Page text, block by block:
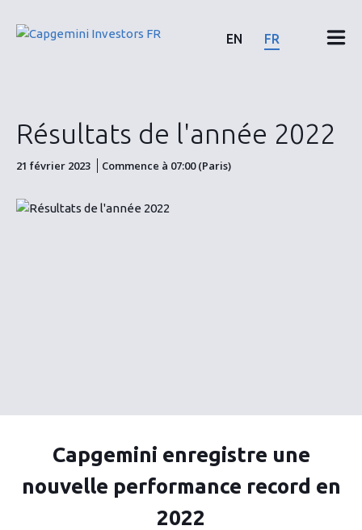
content
Calendrier & communiqués
Actionnaires
EN FR
Résultats de l'année 2022
21 février 2023 Commence à 07:00 (Paris)
Capgemini enregistre une
nouvelle performance record en
2022